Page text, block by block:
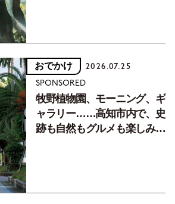
おでかけ 2026.07.25
SPONSORED
牧野植物園、モーニング、ギ
ャラリー……高知市内で、史
跡も自然もグルメも楽しみ尽